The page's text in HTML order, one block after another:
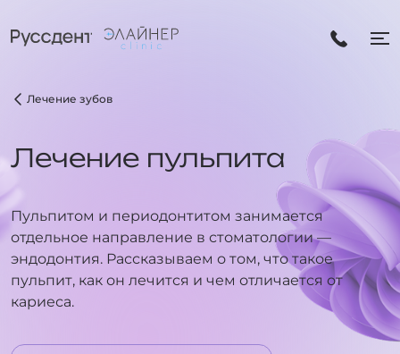
Лечение зубов
Лечение пульпита
Пульпитом и периодонтитом занимается
отдельное направление в стоматологии —
эндодонтия. Рассказываем о том, что такое
пульпит, как он лечится и чем отличается от
кариеса.